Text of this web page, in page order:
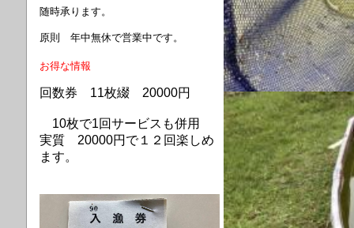
随時承ります。
原則 年中無休で営業中です。
お得な情報
回数券 11枚綴 20000円
10枚で1回サービスも併用
実質 20000円で１２回楽しめ
ます。